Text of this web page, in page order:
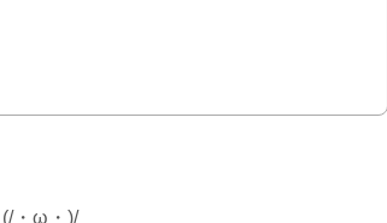
(/・ω・)/